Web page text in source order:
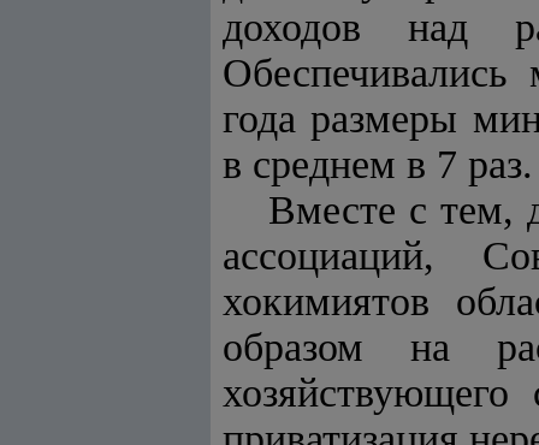
доходов над
года размеры
в среднем в 7 раз.
Вместе с тем,
ассоциаций,
хокимиятов
образом на
хозяйствующего